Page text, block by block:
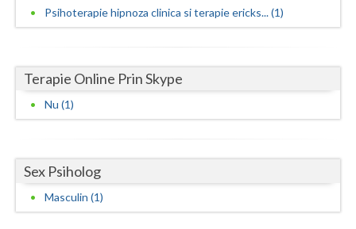
Salaj
Sibiu
Suceava
Timis
Tulcea
Psihoterapie hipnoza clinica si terapie ericks... (1)
Terapie Online Prin Skype
Nu (1)
Sex Psiholog
Masculin (1)